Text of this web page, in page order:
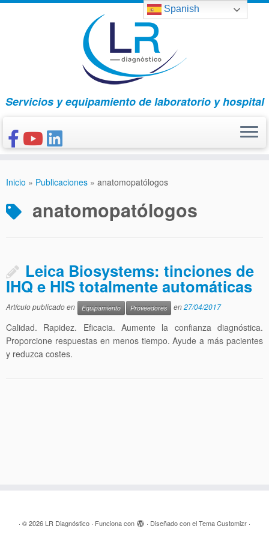
Saltar
Servicios y equipamiento de laboratorio y hospital
CONÓCENOS
NUESTROS PRODUCTOS
Inicio » Publicaciones » anatomopatólogos
anatomopatólogos
Leica Biosystems: tinciones de
IHQ e HIS totalmente automáticas
Artículo publicado en Equipamiento Proveedores en27/04/2017
Calidad. Rapidez. Eficacia. Aumente la confianza diagnóstica.
Proporcione respuestas en menos tiempo. Ayude a más pacientes
y reduzca costes.
· © 2026 LR Diagnóstico · Funciona con · Diseñado con elTema Customizr ·
Spanish